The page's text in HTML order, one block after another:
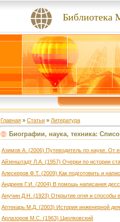
Библиотека
Главная » Статьи » Литература
Биографии, наука, техника:
Азимов А. (2006) Путеводитель по науке. От
Айзенштадт Л.А. (1957) Очерки по истории
Алескеров Ф.Т. (2009) Как подготовить и
Андреев Г.И. (2004) В помощь написания
Анучин Д.Н. (1923) Открытие огня и способы
Аптекарь М.Д. (2003) История инженерной
Арлазоров М.С. (1963) Циолковский